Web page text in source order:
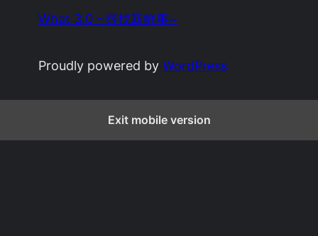
What 3.0 ~尋找新鮮事~
Proudly powered byWordPress
Exit mobile version